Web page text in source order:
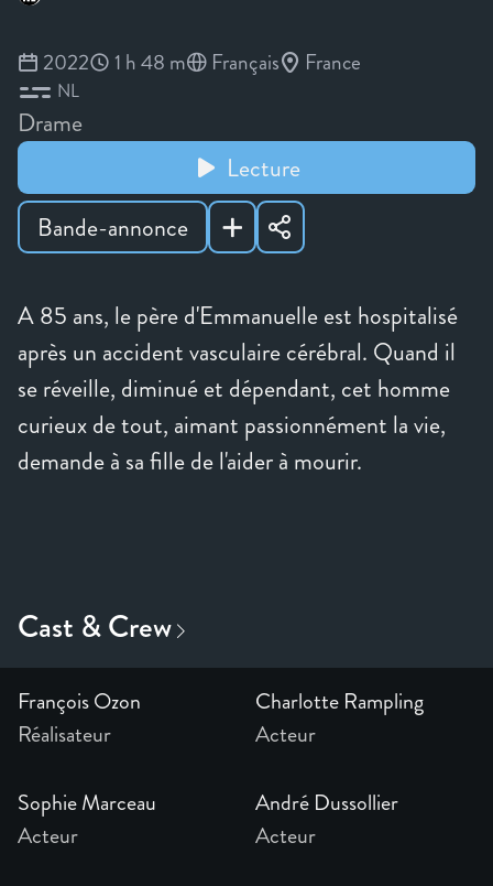
A 85 ans, le père d'Emmanuelle est hospitalisé
après un accident vasculaire cérébral. Quand il
se réveille, diminué et dépendant, cet homme
curieux de tout, aimant passionnément la vie,
2022 1 h 48 m Français France
NL
Drame
Lecture
Bande-annonce
François Ozon
Réalisateur
Charlotte Rampling
Acteur
Sophie Marceau
Acteur
André Dussollier
Acteur